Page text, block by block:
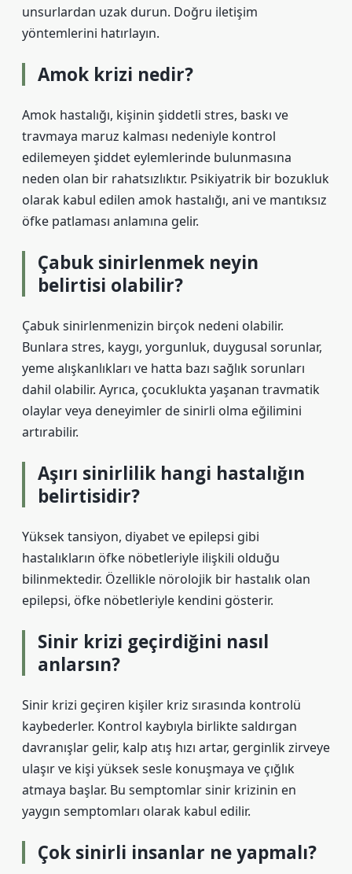
unsurlardan uzak durun. Doğru iletişim
yöntemlerini hatırlayın.
Amok krizi nedir?
Amok hastalığı, kişinin şiddetli stres, baskı ve
travmaya maruz kalması nedeniyle kontrol
edilemeyen şiddet eylemlerinde bulunmasına
neden olan bir rahatsızlıktır. Psikiyatrik bir bozukluk
olarak kabul edilen amok hastalığı, ani ve mantıksız
öfke patlaması anlamına gelir.
Çabuk sinirlenmek neyin
belirtisi olabilir?
Çabuk sinirlenmenizin birçok nedeni olabilir.
Bunlara stres, kaygı, yorgunluk, duygusal sorunlar,
yeme alışkanlıkları ve hatta bazı sağlık sorunları
dahil olabilir. Ayrıca, çocuklukta yaşanan travmatik
olaylar veya deneyimler de sinirli olma eğilimini
artırabilir.
Aşırı sinirlilik hangi hastalığın
belirtisidir?
Yüksek tansiyon, diyabet ve epilepsi gibi
hastalıkların öfke nöbetleriyle ilişkili olduğu
bilinmektedir. Özellikle nörolojik bir hastalık olan
epilepsi, öfke nöbetleriyle kendini gösterir.
Sinir krizi geçirdiğini nasıl
anlarsın?
Sinir krizi geçiren kişiler kriz sırasında kontrolü
kaybederler. Kontrol kaybıyla birlikte saldırgan
davranışlar gelir, kalp atış hızı artar, gerginlik zirveye
ulaşır ve kişi yüksek sesle konuşmaya ve çığlık
atmaya başlar. Bu semptomlar sinir krizinin en
yaygın semptomları olarak kabul edilir.
Çok sinirli insanlar ne yapmalı?